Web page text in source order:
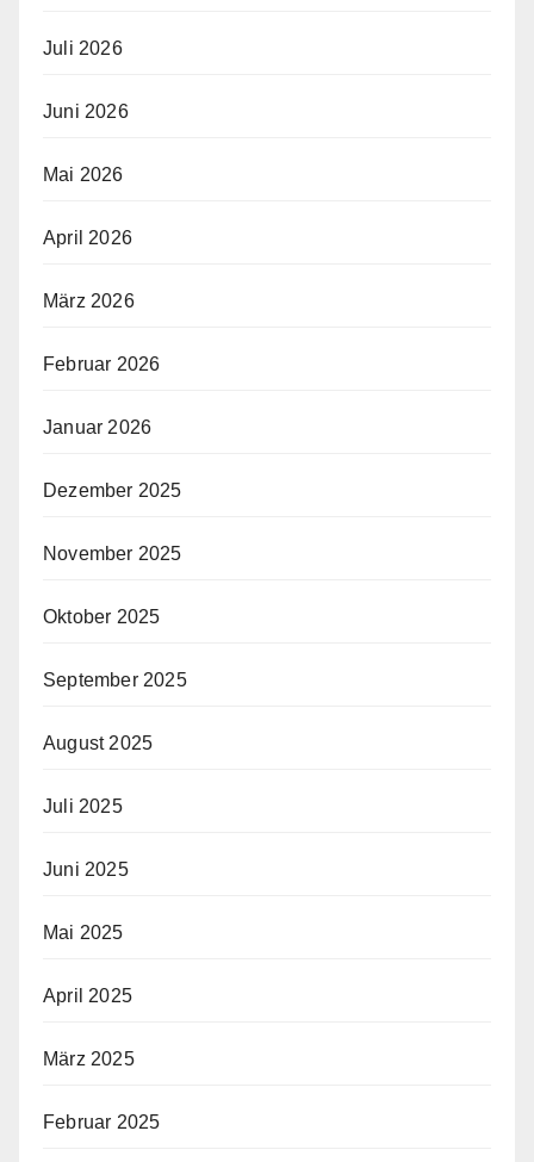
Juli 2026
Juni 2026
Mai 2026
April 2026
März 2026
Februar 2026
Januar 2026
Dezember 2025
November 2025
Oktober 2025
September 2025
August 2025
Juli 2025
Juni 2025
Mai 2025
April 2025
März 2025
Februar 2025